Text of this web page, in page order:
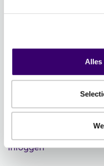
Alles
Word ambassadeur!
Financiële planning
Lidmaatschap
Inloggen